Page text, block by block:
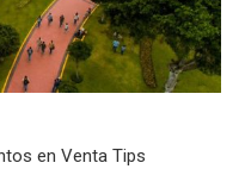
en Venta Tips